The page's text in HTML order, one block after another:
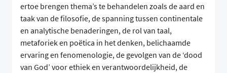
ertoe brengen thema’s te behandelen zoals de aard en
taak van de filosofie, de spanning tussen continentale
en analytische benaderingen, de rol van taal,
metaforiek en poëtica in het denken, belichaamde
ervaring en fenomenologie, de gevolgen van de ‘dood
van God’ voor ethiek en verantwoordelijkheid, de